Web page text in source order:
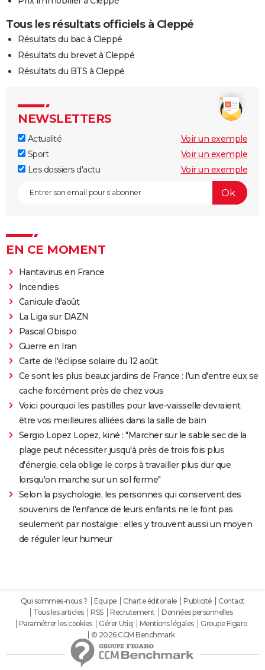
Tous les résultats officiels à Cleppé
Résultats du bac à Cleppé
Résultats du brevet à Cleppé
Résultats du BTS à Cleppé
NEWSLETTERS
Actualité
Voir un exemple
Sport
Voir un exemple
Les dossiers d'actu
Voir un exemple
EN CE MOMENT
Hantavirus en France
Incendies
Canicule d'août
La Liga sur DAZN
Pascal Obispo
Guerre en Iran
Carte de l'éclipse solaire du 12 août
Ce sont les plus beaux jardins de France : l'un d'entre eux se
cache forcément près de chez vous
Voici pourquoi les pastilles pour lave-vaisselle devraient
être vos meilleures alliées dans la salle de bain
Sergio Lopez Lopez, kiné : "Marcher sur le sable sec de la
plage peut nécessiter jusqu'à près de trois fois plus
d'énergie, cela oblige le corps à travailler plus dur que
lorsqu'on marche sur un sol ferme"
Selon la psychologie, les personnes qui conservent des
souvenirs de l'enfance de leurs enfants ne le font pas
seulement par nostalgie : elles y trouvent aussi un moyen
de réguler leur humeur
Qui sommes-nous ? Equipe Charte éditoriale Publicité
Contact
Tous les articles
RSS Recrutement
Données personnelles
Paramétrer les cookies
Gérer Utiq Mentions légales
Groupe Figaro
© 2026 CCM Benchmark